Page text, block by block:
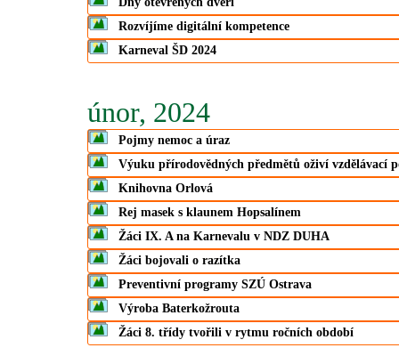
Rozvíjíme digitální kompetence
Karneval ŠD 2024
únor, 2024
Pojmy nemoc a úraz
Výuku přírodovědných předmětů oživí vzdělávací
Knihovna Orlová
Rej masek s klaunem Hopsalínem
Žáci IX. A na Karnevalu v NDZ DUHA
Žáci bojovali o razítka
Preventivní programy SZÚ Ostrava
Výroba Baterkožrouta
Žáci 8. třídy tvořili v rytmu ročních období